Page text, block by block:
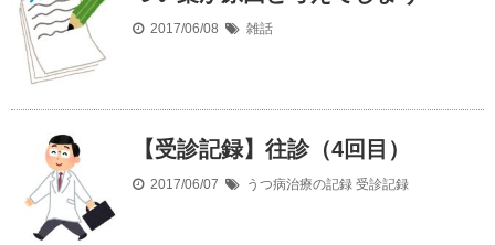
2017/06/08 雑話
【受診記録】往診（4回目）
2017/06/07 うつ病治療の記録 受診記録